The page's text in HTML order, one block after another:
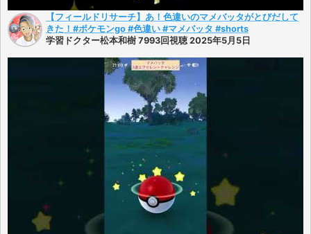
【フィールドリサーチ】あ！色違いのマメバッタがとびだして
きた！#ポケモンgo #色違い #マメバッタ #shorts
学習ドクター松本和樹 7993回視聴 2025年5月5日